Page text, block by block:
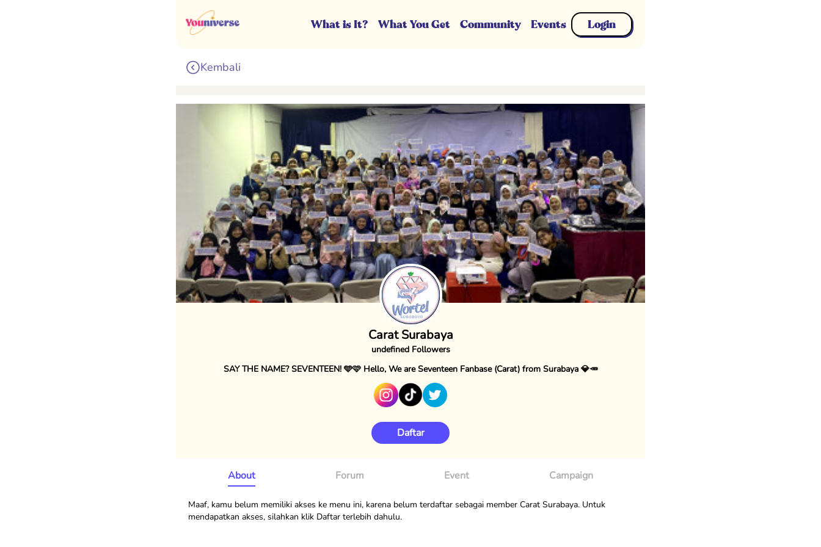
What is It? What You Get Community Events Login
Kembali
Carat Surabaya
undefined Followers
SAY THE NAME? SEVENTEEN! 🩵🩷 Hello, We are Seventeen Fanbase (Carat) from Surabaya 💎🥕
Daftar
About Forum Event Campaign
Maaf, kamu belum memiliki akses ke menu ini, karena belum terdaftar sebagai member Carat Surabaya. Untuk
mendapatkan akses, silahkan klik Daftar terlebih dahulu.